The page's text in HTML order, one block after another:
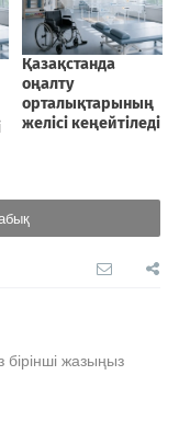
бірінші жазыңыз